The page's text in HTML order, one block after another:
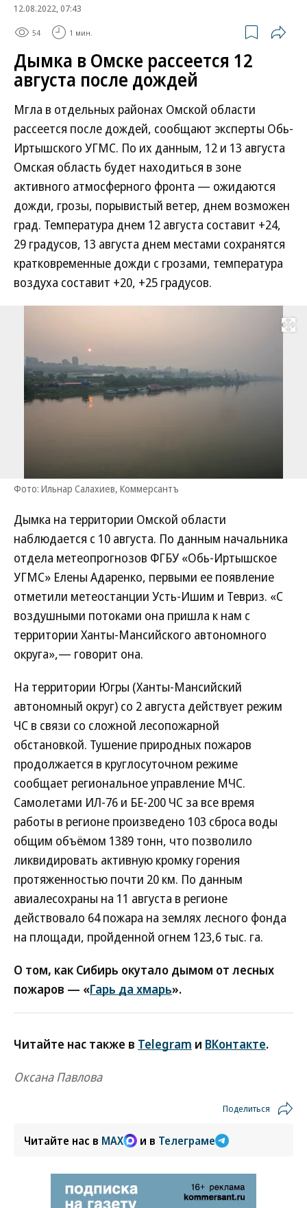
12.08.2022, 07:43
54 1 мин.
Дымка в Омске рассеется 12
августа после дождей
Мгла в отдельных районах Омской области
рассеется после дождей, сообщают эксперты Обь-
Иртышского УГМС. По их данным, 12 и 13 августа
Омская область будет находиться в зоне
активного атмосферного фронта — ожидаются
дожди, грозы, порывистый ветер, днем возможен
град. Температура днем 12 августа составит +24,
29 градусов, 13 августа днем местами сохранятся
кратковременные дожди с грозами, температура
воздуха составит +20, +25 градусов.
Развернуть
Фото: Ильнар Салахиев, Коммерсантъ
Дымка на территории Омской области
наблюдается с 10 августа. По данным начальника
отдела метеопрогнозов ФГБУ «Обь-Иртышское
УГМС» Елены Адаренко, первыми ее появление
отметили метеостанции Усть-Ишим и Тевриз. «С
воздушными потоками она пришла к нам с
территории Ханты-Мансийского автономного
округа»,— говорит она.
На территории Югры (Ханты-Мансийский
автономный округ) со 2 августа действует режим
ЧС в связи со сложной лесопожарной
обстановкой. Тушение природных пожаров
продолжается в круглосуточном режиме
сообщает региональное управление МЧС.
Самолетами ИЛ-76 и БЕ-200 ЧС за все время
работы в регионе произведено 103 сброса воды
общим объёмом 1389 тонн, что позволило
ликвидировать активную кромку горения
протяженностью почти 20 км. По данным
авиалесохраны на 11 августа в регионе
действовало 64 пожара на землях лесного фонда
на площади, пройденной огнем 123,6 тыс. га.
О том, как Сибирь окутало дымом от лесных
пожаров — «Гарь да хмарь».
Читайте нас также в Telegram и ВКонтакте.
Оксана Павлова
Поделиться
Читайте нас в MAX и в Телеграме